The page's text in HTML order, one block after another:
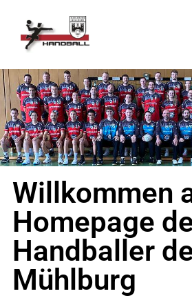
Willkommen
Homepage
Handballer
Mühlburg